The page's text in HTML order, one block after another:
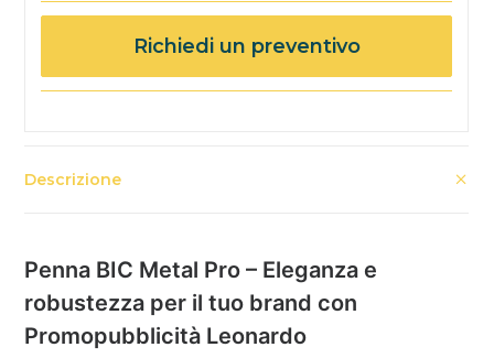
Richiedi un preventivo
Descrizione
Penna BIC Metal Pro – Eleganza e
robustezza per il tuo brand con
Promopubblicità Leonardo